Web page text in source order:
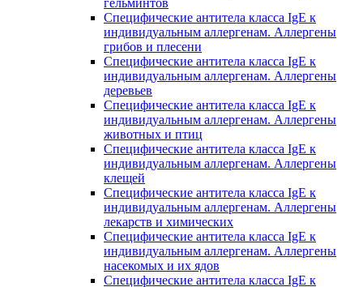
гельминтов
Специфические антитела класса IgE к
индивидуальным аллергенам. Аллергены
грибов и плесени
Специфические антитела класса IgE к
индивидуальным аллергенам. Аллергены
деревьев
Специфические антитела класса IgE к
индивидуальным аллергенам. Аллергены
животных и птиц
Специфические антитела класса IgE к
индивидуальным аллергенам. Аллергены
клещей
Специфические антитела класса IgE к
индивидуальным аллергенам. Аллергены
лекарств и химических
Специфические антитела класса IgE к
индивидуальным аллергенам. Аллергены
насекомых и их ядов
Специфические антитела класса IgE к